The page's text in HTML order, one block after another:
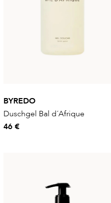
BYREDO
Duschgel Bal d´Afrique
46 €